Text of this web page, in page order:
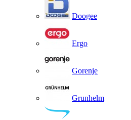
Doogee
Ergo
Gorenje
Grunhelm